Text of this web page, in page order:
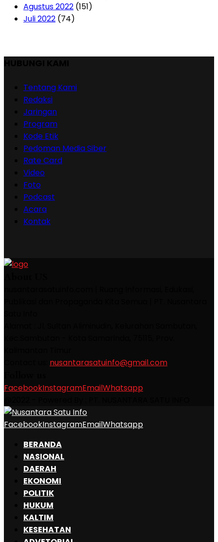
Agustus 2022 (151)
Juli 2022 (74)
Tentang Kami
Redaksi
Jaringan
Program
Kode Etik
Pedoman Media Siber
Rate Card
Video
Foto
Podcast
Acara
Kontak
nusantarasatuinfo@gmail.com
FacebookInstagramEmailWhatsapp
FacebookInstagramEmailWhatsapp
BERANDA
NASIONAL
DAERAH
EKONOMI
POLITIK
HUKUM
KALTIM
KESEHATAN